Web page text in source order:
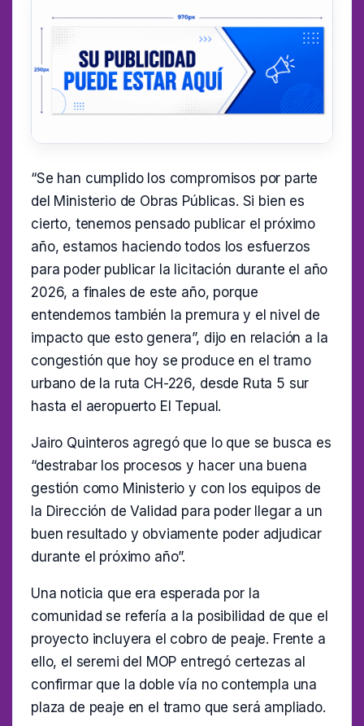
“Se han cumplido los compromisos por parte
del Ministerio de Obras Públicas. Si bien es
cierto, tenemos pensado publicar el próximo
año, estamos haciendo todos los esfuerzos
para poder publicar la licitación durante el año
2026, a finales de este año, porque
entendemos también la premura y el nivel de
impacto que esto genera”, dijo en relación a la
congestión que hoy se produce en el tramo
urbano de la ruta CH-226, desde Ruta 5 sur
hasta el aeropuerto El Tepual.
Jairo Quinteros agregó que lo que se busca es
“destrabar los procesos y hacer una buena
gestión como Ministerio y con los equipos de
la Dirección de Validad para poder llegar a un
buen resultado y obviamente poder adjudicar
durante el próximo año”.
Una noticia que era esperada por la
comunidad se refería a la posibilidad de que el
proyecto incluyera el cobro de peaje. Frente a
ello, el seremi del MOP entregó certezas al
confirmar que la doble vía no contempla una
plaza de peaje en el tramo que será ampliado.